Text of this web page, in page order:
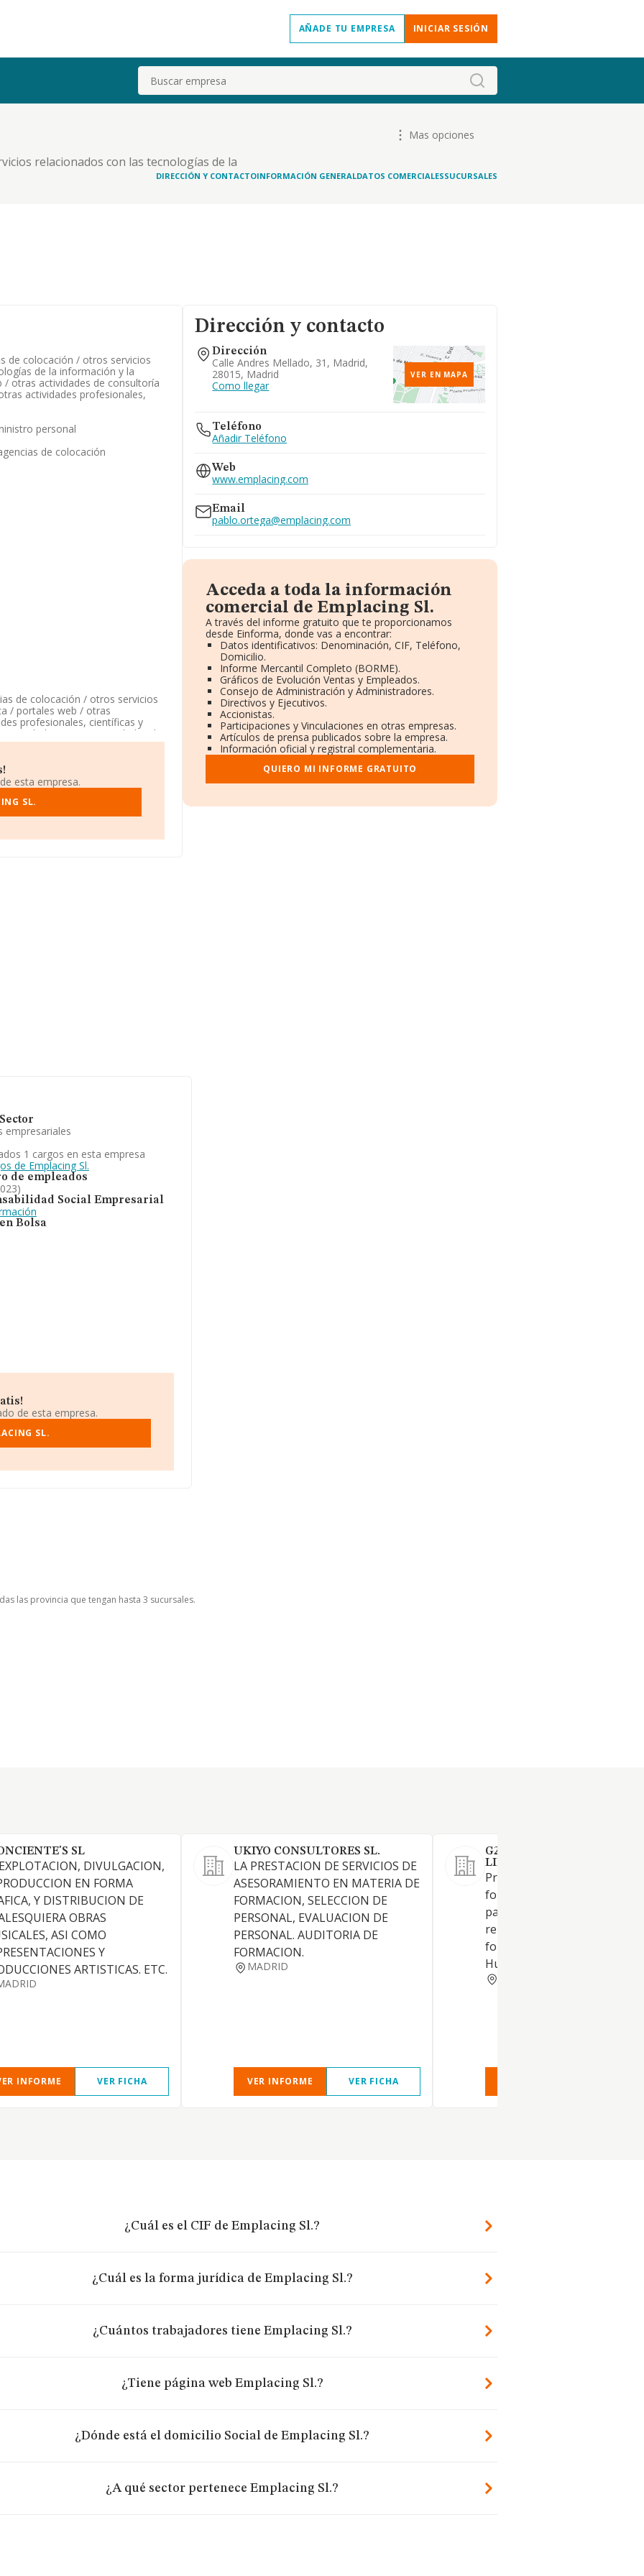
AÑADE TU EMPRESA INICIAR SESIÓN
Buscar
relacionados con las tecnologías de la
de consultoría de gestión empresarial,
Mas opciones
DIRECCIÓN Y CONTACTOINFORMACIÓN GENERALDATOS COMERCIALESSUCURSALES
de colocación / otros servicios
de la información y la
otras actividades de consultoría
actividades profesionales,
personal
de colocación
de colocación / otros servicios
/ portales web / otras
profesionales, científicas y
CNAE es 'Actividades de
actividad en mercados exteriores.
la información a disposición de
de sector.
web aquí:
en Calle Andres Mellado núm.
esta empresa.
SL.
Dirección y contacto
Dirección
Calle Andres Mellado, 31, Madrid,
28015, Madrid
Como llegar
VER EN MAPA
Teléfono
Añadir Teléfono
Web
www.emplacing.com
Email
pablo.ortega@emplacing.com
Acceda a toda la información
comercial de Emplacing Sl.
A través del informe gratuito que te proporcionamos
desde Einforma, donde vas a encontrar:
Datos identificativos: Denominación, CIF, Teléfono,
Domicilio.
Informe Mercantil Completo (BORME).
Gráficos de Evolución Ventas y Empleados.
Consejo de Administración y Administradores.
Directivos y Ejecutivos.
Accionistas.
Participaciones y Vinculaciones en otras empresas.
Artículos de prensa publicados sobre la empresa.
Información oficial y registral complementaria.
QUIERO MI INFORME GRATUITO
empresariales
1 cargos en esta empresa
de Emplacing Sl.
de empleados
Social Empresarial
Bolsa
de esta empresa.
SL.
las provincia que tengan hasta 3 sucursales.
SL
DIVULGACION,
EN FORMA
Y DISTRIBUCION DE
OBRAS
ASI COMO
Y
ARTISTICAS. ETC.
INFORME VER FICHA
UKIYO CONSULTORES SL.
LA PRESTACION DE SERVICIOS DE
ASESORAMIENTO EN MATERIA DE
FORMACION, SELECCION DE
PERSONAL, EVALUACION DE
PERSONAL. AUDITORIA DE
FORMACION.
MADRID
VER INFORME VER FICHA
G2TALENTUM RRHH
LIMITADA.
Prestación de servicios de
formación a empresas y
particulares y otras
relacionadas con el
formativo de los Recursos
Humanos delas empresas
¿Cuál es el CIF de Emplacing Sl.?
¿Cuál es la forma jurídica de Emplacing Sl.?
¿Cuántos trabajadores tiene Emplacing Sl.?
¿Tiene página web Emplacing Sl.?
¿Dónde está el domicilio Social de Emplacing Sl.?
¿A qué sector pertenece Emplacing Sl.?